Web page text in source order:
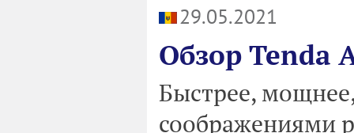
29.05.2021
Обзор Tenda
Быстрее,
соображениями